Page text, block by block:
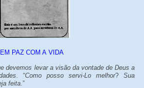
EM PAZ COM A VIDA
devemos levar a visão da vontade de Deus a
. “Como posso servi-Lo melhor? Sua
feita.”